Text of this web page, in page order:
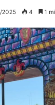
2025 4 1